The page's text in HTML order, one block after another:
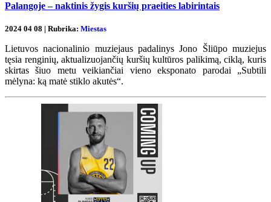
Palangoje – naktinis žygis kuršių praeities labirintais
2024 04 08 | Rubrika: Miestas
Lietuvos nacionalinio muziejaus padalinys Jono Šliūpo muziejus
tęsia renginių, aktualizuojančių kuršių kultūros palikimą, ciklą, kuris
skirtas šiuo metu veikiančiai vieno eksponato parodai „Subtili
mėlyna: ką matė stiklo akutės“.